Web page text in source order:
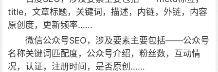
title，文章标题，关键词，描述，内链，外链，内容
原创度，更新频率……
微信公众号SEO，涉及要素主要包括——公众号
名称关键词匹配度，公众号介绍，粉丝数，互动情
况，认证，注册时间，是否原创……